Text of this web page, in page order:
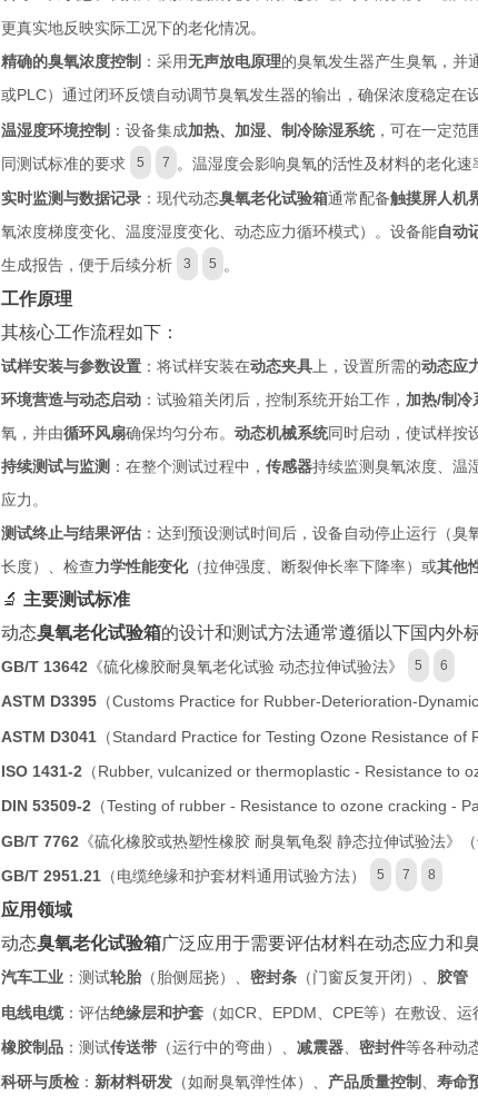
更真实地反映实际工况下的老化情况。
精确的臭氧浓度控制 ：采用无声放电原理的臭氧发生器产生臭氧，并
或PLC）通过闭环反馈自动调节臭氧发生器的输出，确保浓度稳定在
温湿度环境控制：设备集成加热、加湿、制冷除湿系统，可在一定范
同测试标准的要求
5 7
。温湿度会影响臭氧的活性及材料的老化速
实时监测与数据记录：现代动态臭氧老化试验箱通常配备触摸屏人机
氧浓度梯度变化、温度湿度变化、动态应力循环模式）。设备能自动
生成报告，便于后续分析
3 5 。
工作原理
其核心工作流程如下：
试样安装与参数设置：将试样安装在动态夹具上，设置所需的动态应
环境营造与动态启动：试验箱关闭后，控制系统开始工作， 加热/制冷
氧，并由循环风扇确保均匀分布。 动态机械系统同时启动，使试样按
持续测试与监测 ：在整个测试过程中， 传感器持续监测臭氧浓度、温
应力。
测试终止与结果评估：达到预设测试时间后，设备自动停止运行（臭
长度）、检查力学性能变化（拉伸强度、断裂伸长率下降率）或其他
🔬 主要测试标准
动态臭氧老化试验箱的设计和测试方法通常遵循以下国内外标
GB/T 13642 《硫化橡胶耐臭氧老化试验 动态拉伸试验法》 5 6
ASTM D3395（Customs Practice for Rubber-Deterioration-Dynamic
ASTM D3041（Standard Practice for Testing Ozone Resistance of
ISO 1431-2 （Rubber, vulcanized or thermoplastic - Resistance to
DIN 53509-2（Testing of rubber - Resistance to ozone cracking -
GB/T 7762 《硫化橡胶或热塑性橡胶 耐臭氧龟裂 静态拉伸试验法》
GB/T 2951.21（电缆绝缘和护套材料通用试验方法） 5 7 8
应用领域
动态臭氧老化试验箱广泛应用于需要评估材料在动态应力和
汽车工业：测试轮胎（胎侧屈挠）、 密封条（门窗反复开闭）、 胶管
电线电缆：评估绝缘层和护套（如CR、EPDM、CPE等）在敷设、
橡胶制品：测试传送带（运行中的弯曲）、 减震器、 密封件等各种动
科研与质检： 新材料研发（如耐臭氧弹性体）、 产品质量控制 寿命